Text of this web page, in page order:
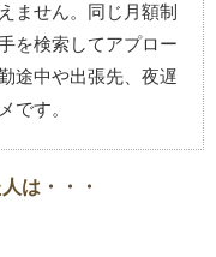
ません。同じ月額制
を検索してアプロー
途中や出張先、夜遅
です。
は・・・